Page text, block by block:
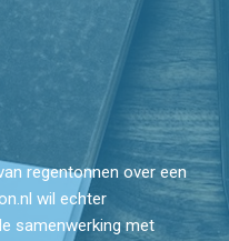
regentonnen over een
wil echter
samenwerking met